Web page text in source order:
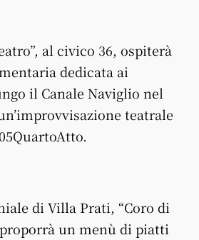
al civico 36, ospiterà
dedicata ai
il Canale Naviglio nel
teatrale
di Villa Prati, “Coro di
un menù di piatti